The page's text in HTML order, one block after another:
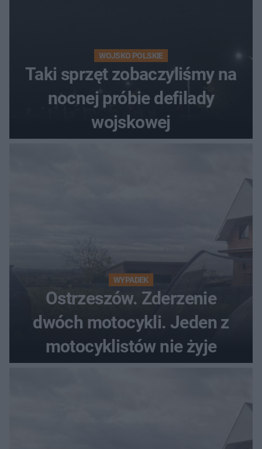
WOJSKO POLSKIE
Taki sprzęt zobaczyliśmy na
nocnej próbie defilady
wojskowej
WYPADEK
Ostrzeszów. Zderzenie
dwóch motocykli. Jeden z
motocyklistów nie żyje